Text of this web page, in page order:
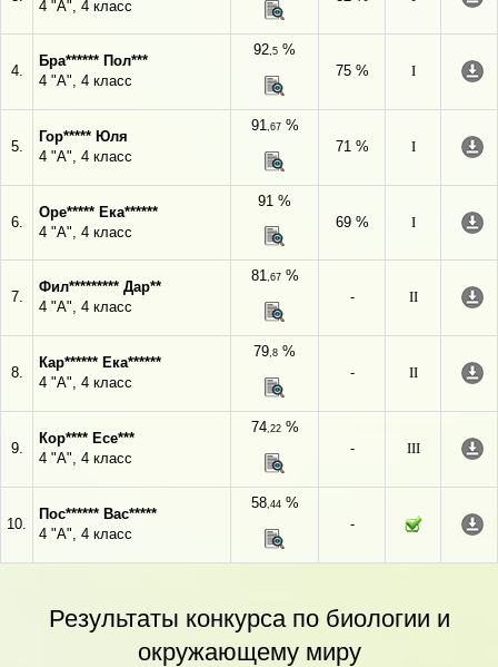
4 "А", 4 класс
4.
Бра****** Пол***
4 "А", 4 класс
92,5 %
75 %
I
5.
Гор***** Юля
4 "А", 4 класс
91,67%
71 %
I
6.
Оре***** Ека******
4 "А", 4 класс
91 %
69 %
I
7.
Фил********* Дар**
4 "А", 4 класс
81,67%
-
II
8.
Кар****** Ека******
4 "А", 4 класс
79,8 %
-
II
9.
Кор**** Есе***
4 "А", 4 класс
74,22%
-
III
10.
Пос****** Вас*****
4 "А", 4 класс
58,44%
-
Результаты конкурса по биологии и
окружающему миру